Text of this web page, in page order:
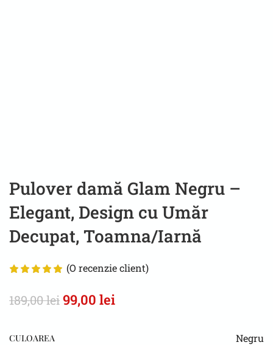
Pulover damă Glam Negru –
Elegant, Design cu Umăr
Decupat, Toamna/Iarnă
(O recenzie client)
189,00lei99,00 lei
CULOAREA Negru